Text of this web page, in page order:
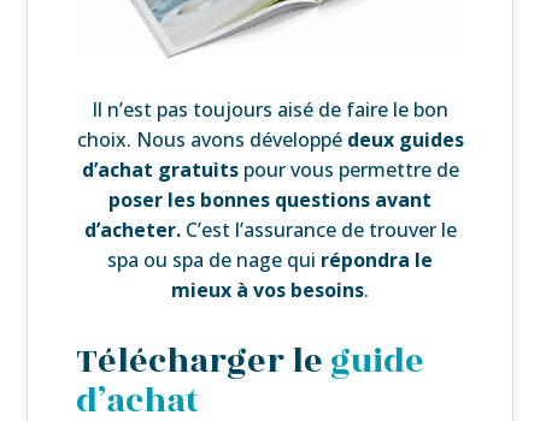
Il n’est pas toujours aisé de faire le bon
choix. Nous avons développé deux guides
d’achat gratuitspour vous permettre de
poser les bonnes questions avant
d’acheter.C’est l’assurance de trouver le
spa ou spa de nage qui répondra le
mieux à vos besoins.
Télécharger leguide
d’achat